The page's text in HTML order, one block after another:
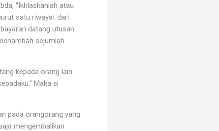
“Ikhlaskanlah atau
satu riwayat dari
datang utusan
sejumlah
kepada orang lain.
Maka si
pada orangorang yang
mengembalikan